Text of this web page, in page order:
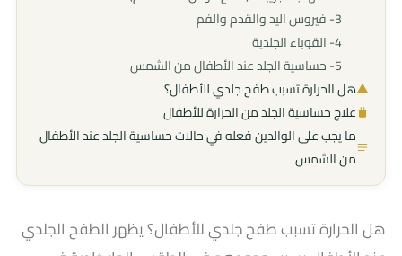
3- فيروس اليد والقدم والفم
4- القوباء الجلدية
5- حساسية الجلد عند الأطفال من الشمس​
هل الحرارة تسبب طفح جلدي للأطفال؟
علاج حساسية الجلد من الحرارة للأطفال
ما يجب على الوالدين فعله في حالات حساسية الجلد عند الأطفال
من الشمس
هل الحرارة تسبب طفح جلدي للأطفال؟ يظهر الطفح الجلدي